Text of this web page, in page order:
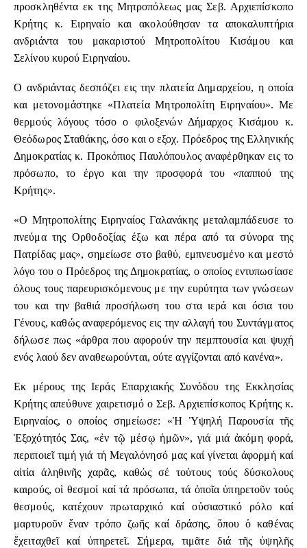
προσκληθέντα εκ της Μητροπόλεως μας Σεβ. Αρχιεπίσκοπο
Κρήτης κ. Ειρηναίο και ακολούθησαν τα αποκαλυπτήρια
ανδριάντα του μακαριστού Μητροπολίτου Κισάμου και
Σελίνου κυρού Ειρηναίου.
Ο ανδριάντας δεσπόζει εις την πλατεία Δημαρχείου, η οποία
και μετονομάστηκε «Πλατεία Μητροπολίτη Ειρηναίου». Με
θερμούς λόγους τόσο ο φιλοξενών Δήμαρχος Κισάμου κ.
Θεόδωρος Σταθάκης, όσο και ο εξοχ. Πρόεδρος της Ελληνικής
Δημοκρατίας κ. Προκόπιος Παυλόπουλος αναφέρθηκαν εις το
πρόσωπο, το έργο και την προσφορά του «παππού της
Κρήτης».
«Ο Μητροπολίτης Ειρηναίος Γαλανάκης μεταλαμπάδευσε το
πνεύμα της Ορθοδοξίας έξω και πέρα από τα σύνορα της
Πατρίδας μας», σημείωσε στο βαθύ, εμπνευσμένο και μεστό
λόγο του ο Πρόεδρος της Δημοκρατίας, ο οποίος εντυπωσίασε
όλους τους παρευρισκόμενους με την ευρύτητα των γνώσεων
του και την βαθιά προσήλωση του στα ιερά και όσια του
Γένους, καθώς αναφερόμενος εις την αλλαγή του Συντάγματος
δήλωσε πως «άρθρα που αφορούν την πεμπτουσία και ψυχή
ενός λαού δεν αναθεωρούνται, ούτε αγγίζονται από κανένα».
Εκ μέρους της Ιεράς Επαρχιακής Συνόδου της Εκκλησίας
Κρήτης απεύθυνε χαιρετισμό ο Σεβ. Αρχιεπίσκοπος Κρήτης κ.
Ειρηναίος, ο οποίος σημείωσε:
«Ἡ Ὑψηλή Παρουσία τῆς
Ἐξοχότητός Σας, «ἐν τῷ μέσῳ ἡμῶν», γιά μιά ἀκόμη φορά,
περιποιεῖ τιμή γιά τή Μεγαλόνησό μας καί γίνεται ἀφορμή καί
αἰτία ἀληθινῆς χαρᾶς, καθώς σέ τούτους τούς δύσκολους
καιρούς, οἱ θεσμοί καί τά πρόσωπα, τά ὁποῖα ὑπηρετοῦν τούς
θεσμούς, κατέχουν πρωταρχικό καί οὐσιαστικό ρόλο καί
μαρτυροῦν ἕναν τρόπο ζωῆς καί δράσης, ὅπου ὁ καθένας
ἔχειταχθεῖ καί ὑπηρετεῖ. Σήμερα, τιμᾶτε διά τῆς ὑψηλῆς